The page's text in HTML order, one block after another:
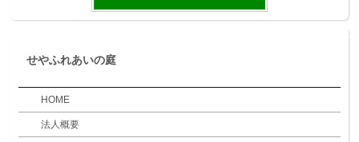
せやふれあいの庭
HOME
法人概要